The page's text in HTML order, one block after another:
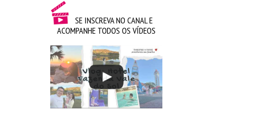
SE INSCREVA NO CANAL E
ACOMPANHE TODOS OS VÍDEOS